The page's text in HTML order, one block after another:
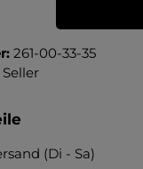
261-00-33-35
(Di - Sa)